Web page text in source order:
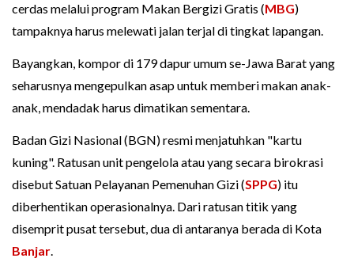
cerdas melalui program Makan Bergizi Gratis (MBG)
tampaknya harus melewati jalan terjal di tingkat lapangan.
Bayangkan, kompor di 179 dapur umum se-Jawa Barat yang
seharusnya mengepulkan asap untuk memberi makan anak-
anak, mendadak harus dimatikan sementara.
Badan Gizi Nasional (BGN) resmi menjatuhkan "kartu
kuning". Ratusan unit pengelola atau yang secara birokrasi
disebut Satuan Pelayanan Pemenuhan Gizi (SPPG) itu
diberhentikan operasionalnya. Dari ratusan titik yang
disemprit pusat tersebut, dua di antaranya berada di Kota
Banjar.